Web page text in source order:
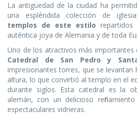
La antigüedad de la ciudad ha
una espléndida colección de
templos de este estilo
auténtica joya de Alemania y de toda
Uno de los atractivos más importantes
Catedral de San Pedro y
impresionantes torres, que se levantan
altura, lo que convirtió al templo en el
durante siglos. Esta catedral es la
alemán, con un delicioso
espectaculares vidrieras.